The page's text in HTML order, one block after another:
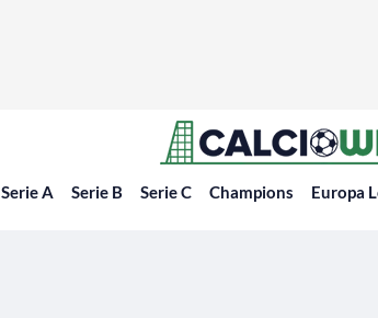
Serie A Serie B Serie C Champions Europa